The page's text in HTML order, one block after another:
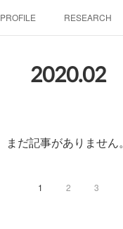
PROFILE RESEARCH
MEDIA LINKS
2020.02
まだ記事がありません。
1 2 3